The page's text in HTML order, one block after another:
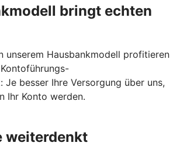
bringt echten
unserem Hausbankmodell profitieren
Je besser Ihre Versorgung über uns,
Ihr Konto werden.
weiterdenkt